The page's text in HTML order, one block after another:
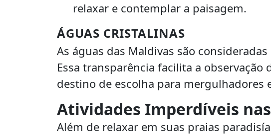
relaxar e contemplar a paisagem.
ÁGUAS CRISTALINAS
As águas das Maldivas são
Essa transparência facilita a
destino de escolha para mergulhadores
Atividades Imperdíveis
Além de relaxar em suas praias